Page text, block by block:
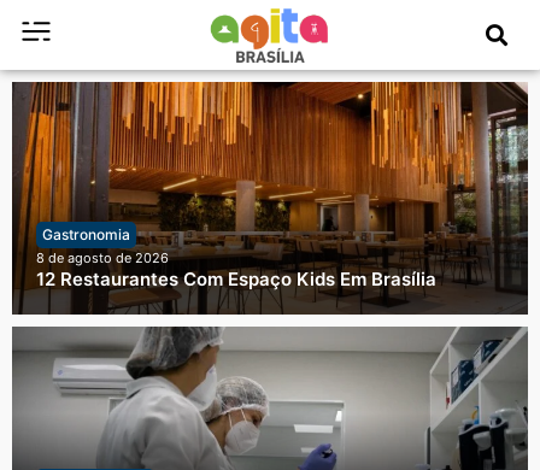
Gastronomia
8 de agosto de 2026
12 Restaurantes Com Espaço Kids Em Brasília